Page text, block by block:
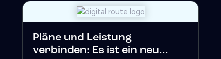
Pläne und Leistung
verbinden: Es ist ein neu...